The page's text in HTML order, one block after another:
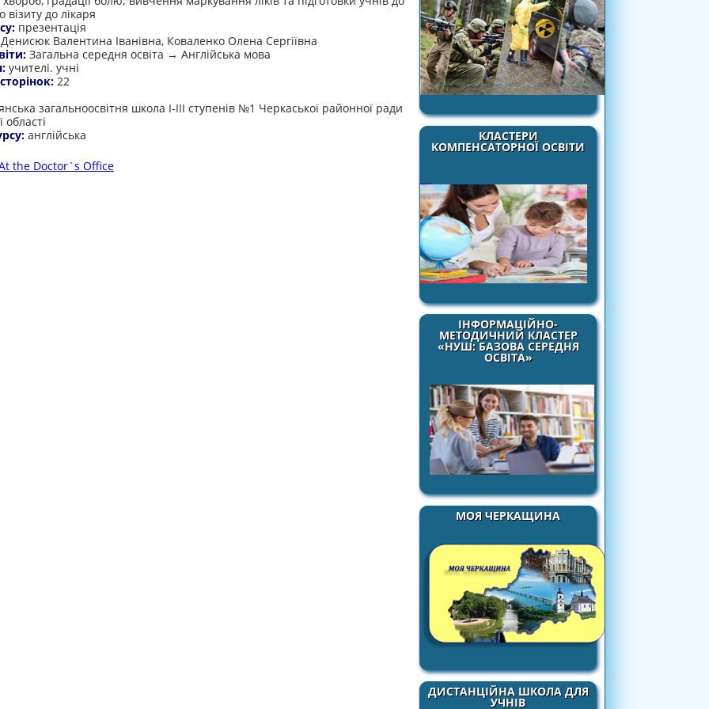
КЛАСТЕРИ
КОМПЕНСАТОРНОЇ ОСВІТИ
ІНФОРМАЦІЙНО-
МЕТОДИЧНИЙ КЛАСТЕР
«НУШ: БАЗОВА СЕРЕДНЯ
ОСВІТА»
МОЯ ЧЕРКАЩИНА
ДИСТАНЦІЙНА ШКОЛА ДЛЯ
УЧНІВ
візиту до лікаря
презентація
Денисюк Валентина Іванівна, Коваленко Олена Сергіївна
Загальна середня освіта → Англійська мова
учителі. учні
22
загальноосвітня школа І-ІІІ ступенів №1 Черкаської районної ради
області
англійська
the Doctor`s Office